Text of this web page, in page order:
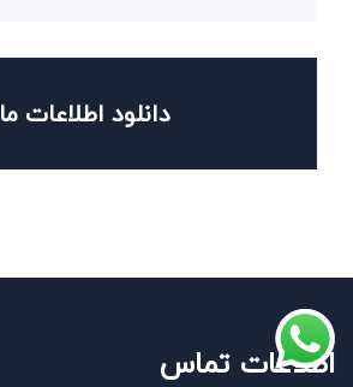
دانلود اطلاعات ما
اطلاعات تماس